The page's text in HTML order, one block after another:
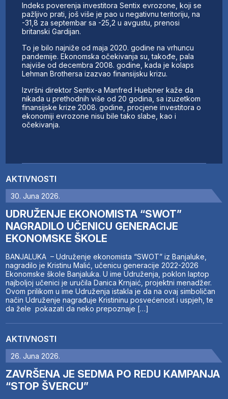
AKTIVNOSTI
30. Juna 2026.
UDRUŽENJE EKONOMISTA “SWOT”
NAGRADILO UČENICU GENERACIJE
EKONOMSKE ŠKOLE
BANJALUKA – Udruženje ekonomista “SWOT” iz Banjaluke,
nagradilo je Kristinu Malić, učenicu generacije 2022-2026
Ekonomske škole Banjaluka. U ime Udruženja, poklon laptop
najboljoj učenici je uručila Danica Krnjaić, projektni menadžer.
Ovom prilikom u ime Udruženja istakla je da na ovaj simboličan
način Udruženje nagrađuje Kristininu posvećenost i uspjeh, te
da žele pokazati da neko prepoznaje […]
AKTIVNOSTI
26. Juna 2026.
ZAVRŠENA JE SEDMA PO REDU KAMPANJA
“STOP ŠVERCU”
Indeks poverenja investitora Sentix evrozone, koji se
pažljivo prati, još više je pao u negativnu teritoriju, na
-31,8 za septembar sa -25,2 u avgustu, prenosi
britanski Gardijan.
To je bilo najniže od maja 2020. godine na vrhuncu
pandemije. Ekonomska očekivanja su, takođe, pala
najviše od decembra 2008. godine, kada je kolaps
Lehman Brothersa izazvao finansijsku krizu.
Izvršni direktor Sentix-a Manfred Huebner kaže da
nikada u prethodnih više od 20 godina, sa izuzetkom
finansijske krize 2008. godine, procjene investitora o
ekonomiji evrozone nisu bile tako slabe, kao i
očekivanja.